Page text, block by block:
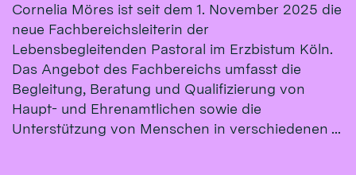
Cornelia Möres ist seit dem 1. November 2025 die
neue Fachbereichsleiterin der
Lebensbegleitenden Pastoral im Erzbistum Köln.
Das Angebot des Fachbereichs umfasst die
Begleitung, Beratung und Qualifizierung von
Haupt- und Ehrenamtlichen sowie die
Unterstützung von Menschen in verschiedenen ...